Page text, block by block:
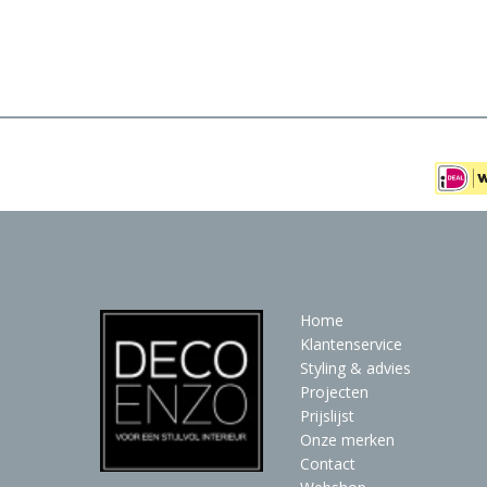
Verlichting
Home
Klantenservice
Styling & advies
Projecten
Prijslijst
Onze merken
Contact